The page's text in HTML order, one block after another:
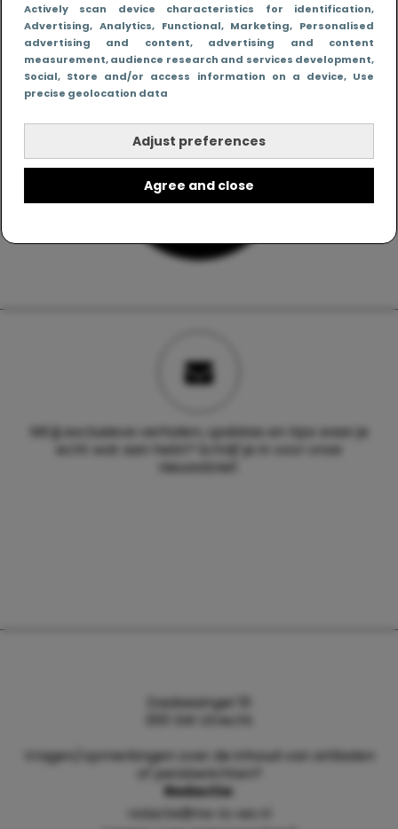
Actively scan device characteristics for identification,
Advertising, Analytics, Functional, Marketing, Personalised
advertising and content, advertising and content
measurement, audience research and services development,
Social, Store and/or access information on a device, Use
precise geolocation data
Adjust preferences
Agree and close
Wil jij exclusieve verhalen, updates en tips waar je
echt wat aan hebt? Schrijf je in voor onze
nieuwsbrief.
Daalsesingel 51
3511 SW Utrecht
Vragen/opmerkingen over de inhoud van artikelen
of persberichten?
Redactie:
redactie@me-to-we.nl